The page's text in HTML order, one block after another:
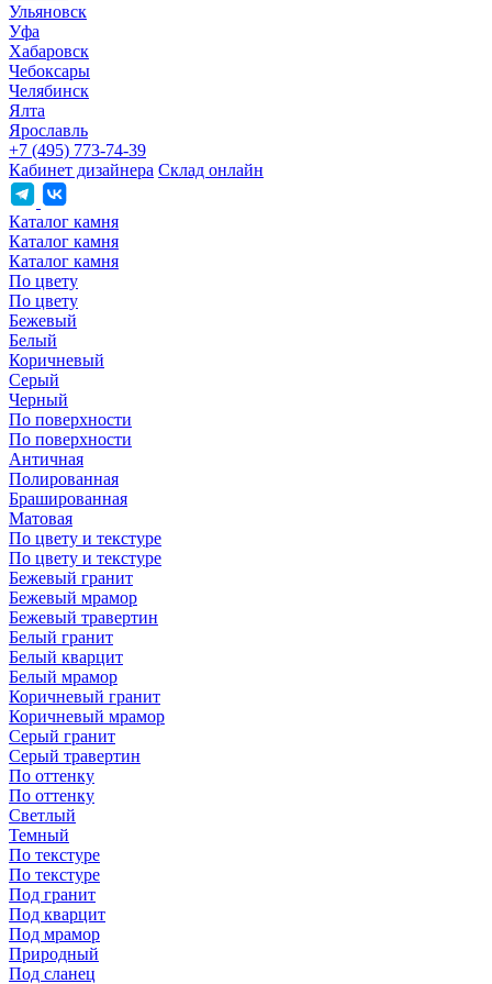
Ульяновск
Уфа
Хабаровск
Чебоксары
Челябинск
Ялта
Ярославль
+7 (495) 773-74-39
Кабинет дизайнера Склад онлайн
Каталог камня
Каталог камня
Каталог камня
По цвету
По цвету
Бежевый
Белый
Коричневый
Серый
Черный
По поверхности
По поверхности
Античная
Полированная
Брашированная
Матовая
По цвету и текстуре
По цвету и текстуре
Бежевый гранит
Бежевый мрамор
Бежевый травертин
Белый гранит
Белый кварцит
Белый мрамор
Коричневый гранит
Коричневый мрамор
Серый гранит
Серый травертин
По оттенку
По оттенку
Светлый
Темный
По текстуре
По текстуре
Под гранит
Под кварцит
Под мрамор
Природный
Под сланец